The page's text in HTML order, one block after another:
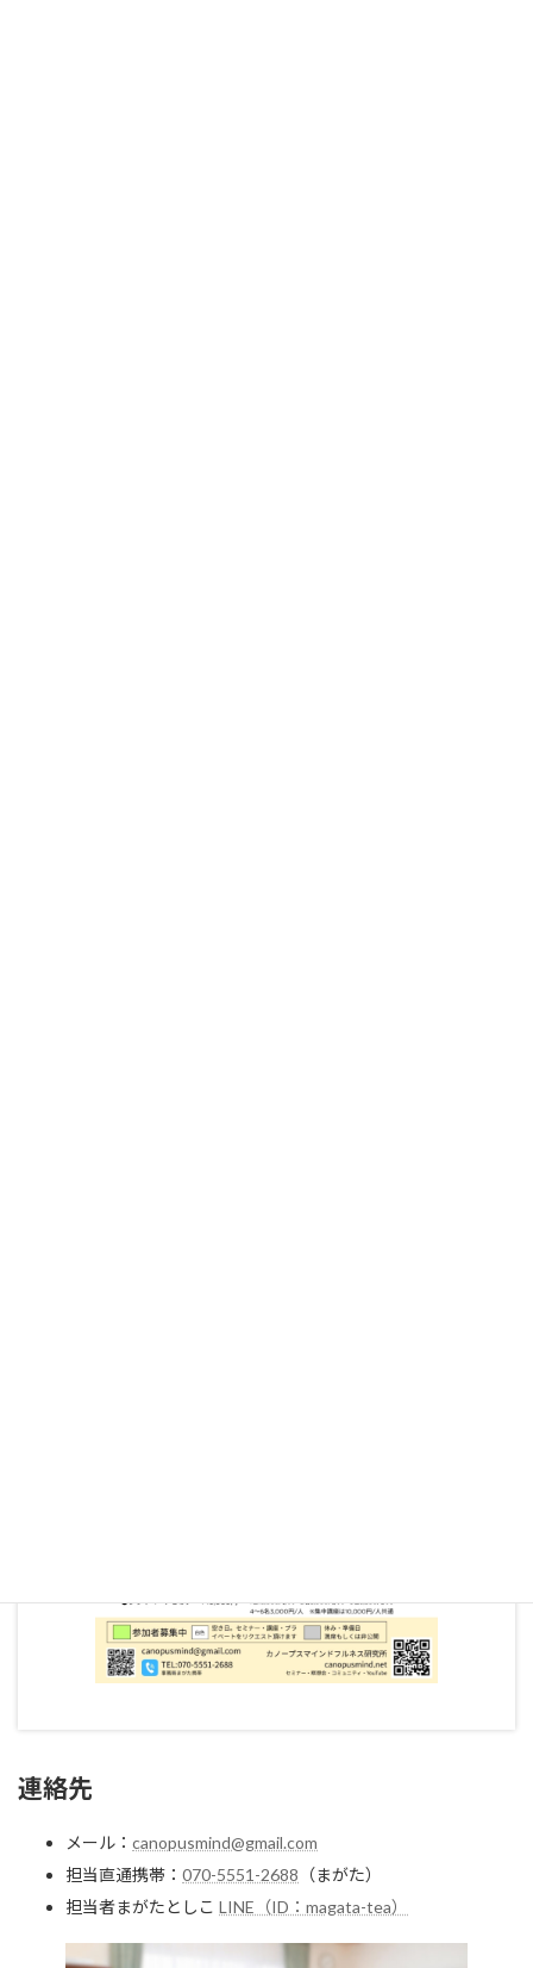
連絡先
メール： canopusmind@gmail.com
担当直通携帯： 070-5551-2688 （まがた）
担当者まがたとしこ LINE（ID：magata-tea）